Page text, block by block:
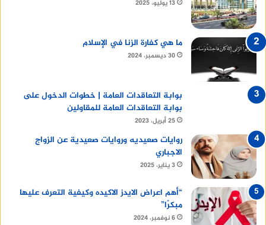
13 يوليو، 2025
ما هي كفارة الزنا في الإسلام
30 ديسمبر، 2024
بوابة التعاقدات العامة | خطوات الدخول على
بوابة التعاقدات العامة للمقاولين
25 أبريل، 2023
روايات صعيديه وروايات صعيدية عن الزواج
الاجباري
3 يناير، 2025
“أهم اعراض الايدز الاكيده وكيفية التعرف عليها
مبكرًا”
6 نوفمبر، 2024